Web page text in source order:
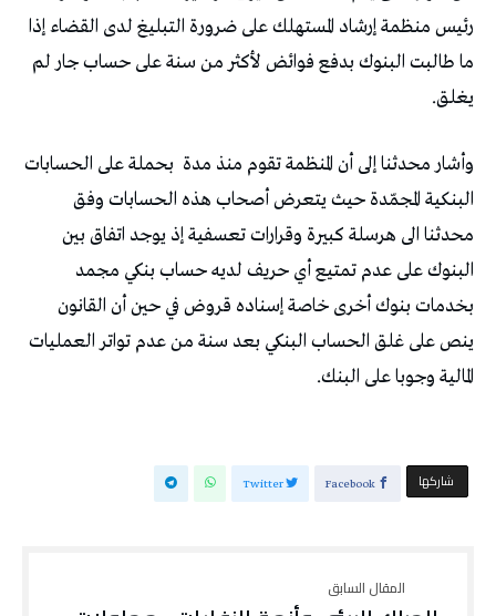
رئيس منظمة إرشاد المستهلك على ضرورة التبليغ لدى القضاء إذا
ما طالبت البنوك بدفع فوائض لأكثر من سنة على حساب جار لم
يغلق.
وأشار محدثنا إلى أن المنظمة تقوم منذ مدة بحملة على الحسابات
البنكية المجمّدة حيث يتعرض أصحاب هذه الحسابات وفق
محدثنا الى هرسلة كبيرة وقرارات تعسفية إذ يوجد اتفاق بين
البنوك على عدم تمتيع أي حريف لديه حساب بنكي مجمد
بخدمات بنوك أخرى خاصة إسناده قروض في حين أن القانون
ينص على غلق الحساب البنكي بعد سنة من عدم تواتر العمليات
المالية وجوبا على البنك.
‫‫ شاركها‬ Facebook
Twitter